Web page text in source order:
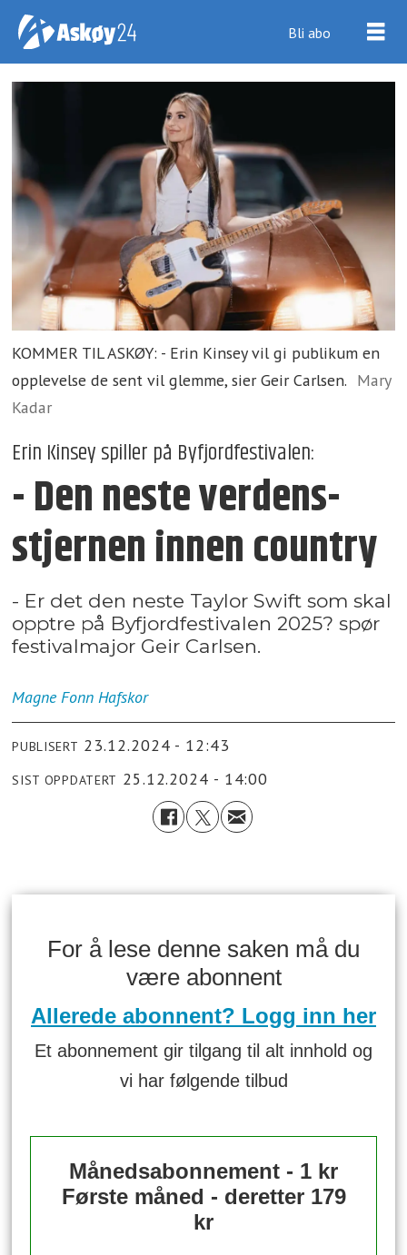
Bli abo
KOMMER TIL ASKØY: - Erin Kinsey vil gi publikum en
opplevelse de sent vil glemme, sier Geir Carlsen. Mary
Kadar
Erin Kinsey spiller på Byfjordfestivalen:
- Den neste verdens­
stjernen innen country
- Er det den neste Taylor Swift som skal
opptre på Byfjordfestivalen 2025? spør
festivalmajor Geir Carlsen.
Magne Fonn Hafskor
PUBLISERT 23.12.2024 - 12:43
SIST OPPDATERT 25.12.2024 - 14:00
For å lese denne saken må du
være abonnent
Allerede abonnent? Logg inn her
Et abonnement gir tilgang til alt innhold og
vi har følgende tilbud
Månedsabonnement - 1 kr
Første måned - deretter 179
kr